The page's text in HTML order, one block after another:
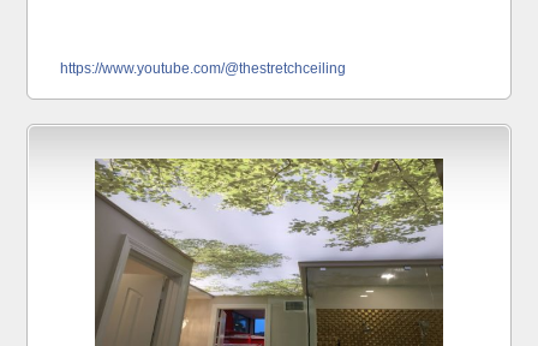
https://www.youtube.com/@thestretchceiling